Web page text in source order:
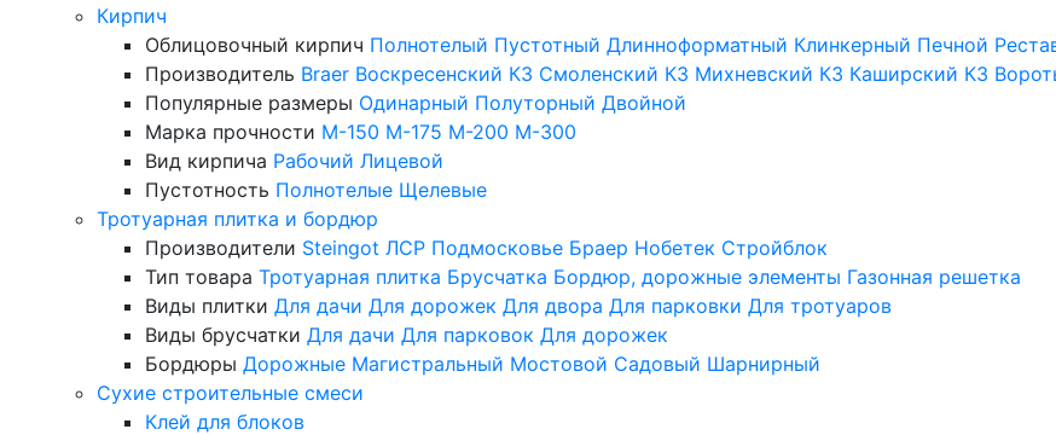
Кирпич
Облицовочный кирпич Полнотелый Пустотный Длинноформатный Клинкерный Печной
Производитель Braer Воскресенский КЗ Смоленский КЗ Михневский КЗ Каширский КЗ
Популярные размеры Одинарный Полуторный Двойной
Марка прочности М-150 М-175 М-200 М-300
Вид кирпича Рабочий Лицевой
Пустотность Полнотелые Щелевые
Тротуарная плитка и бордюр
Производители Steingot ЛСР Подмосковье Браер Нобетек Стройблок
Тип товара Тротуарная плитка Брусчатка Бордюр, дорожные элементы Газонная решетка
Виды плитки Для дачи Для дорожек Для двора Для парковки Для тротуаров
Виды брусчатки Для дачи Для парковок Для дорожек
Бордюры Дорожные Магистральный Мостовой Садовый Шарнирный
Сухие строительные смеси
Клей для блоков